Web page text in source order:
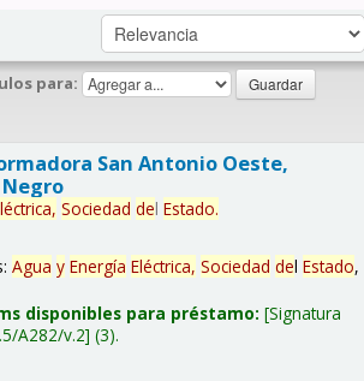
para:
San Antonio Oeste,
Sociedad del Estado.
Agua y Energía Eléctrica, Sociedad del Estado,
disponibles para préstamo: Signatura
A282/v.2 (3).